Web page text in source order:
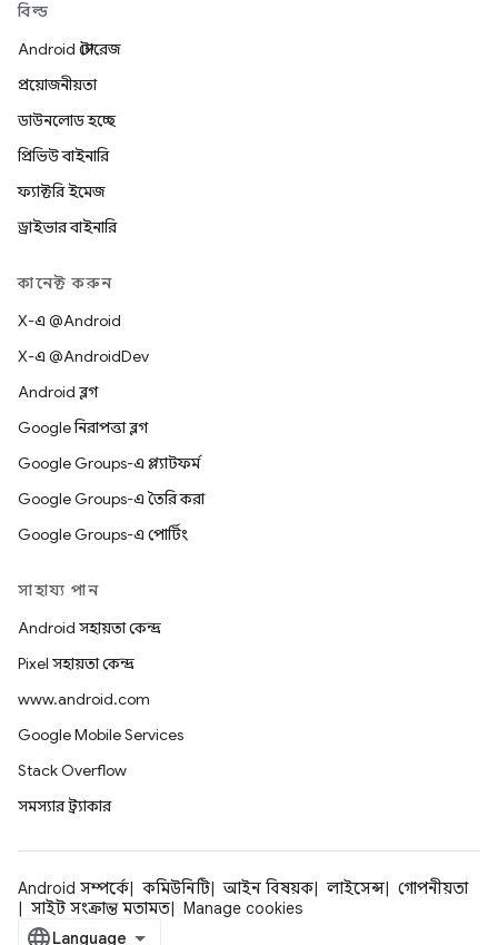
বিল্ড
Android স্টোরেজ
প্রয়োজনীয়তা
ডাউনলোড হচ্ছে
প্রিভিউ বাইনারি
ফ্যাক্টরি ইমেজ
ড্রাইভার বাইনারি
কানেক্ট করুন
X-এ @Android
X-এ @AndroidDev
Android ব্লগ
Google নিরাপত্তা ব্লগ
Google Groups-এ প্ল্যাটফর্ম
Google Groups-এ তৈরি করা
Google Groups-এ পোর্টিং
সাহায্য পান
Android সহায়তা কেন্দ্র
Pixel সহায়তা কেন্দ্র
www.android.com
Google Mobile Services
Stack Overflow
সমস্যার ট্র্যাকার
Android সম্পর্কে কমিউনিটি আইন বিষয়ক লাইসেন্স
গোপনীয়তা
সাইট সংক্রান্ত মতামত
Manage cookies